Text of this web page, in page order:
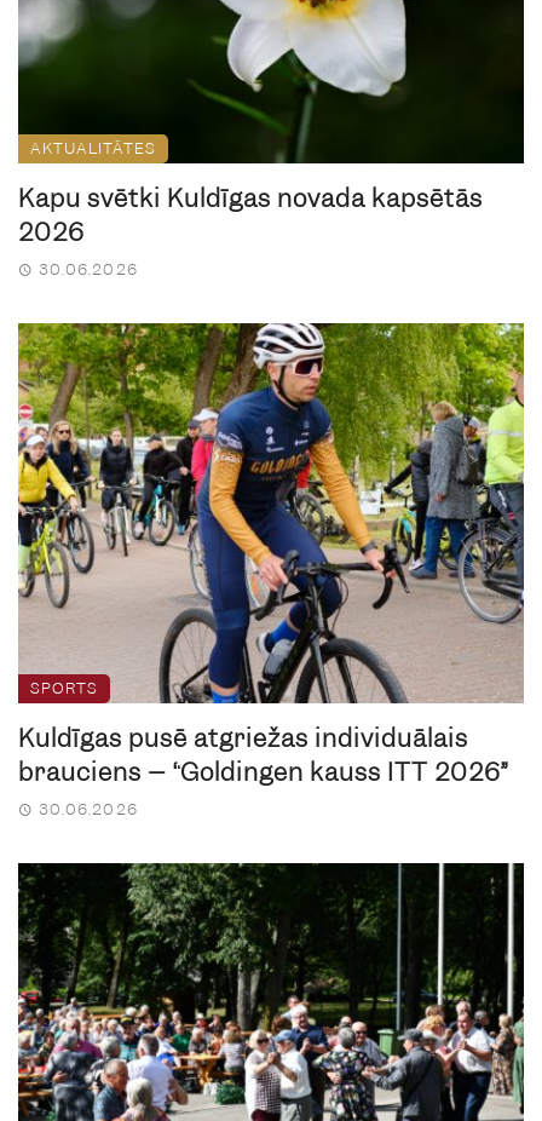
AKTUALITĀTES
Kapu svētki Kuldīgas novada kapsētās
2026
30.06.2026
SPORTS
Kuldīgas pusē atgriežas individuālais
brauciens – “Goldingen kauss ITT 2026”
30.06.2026